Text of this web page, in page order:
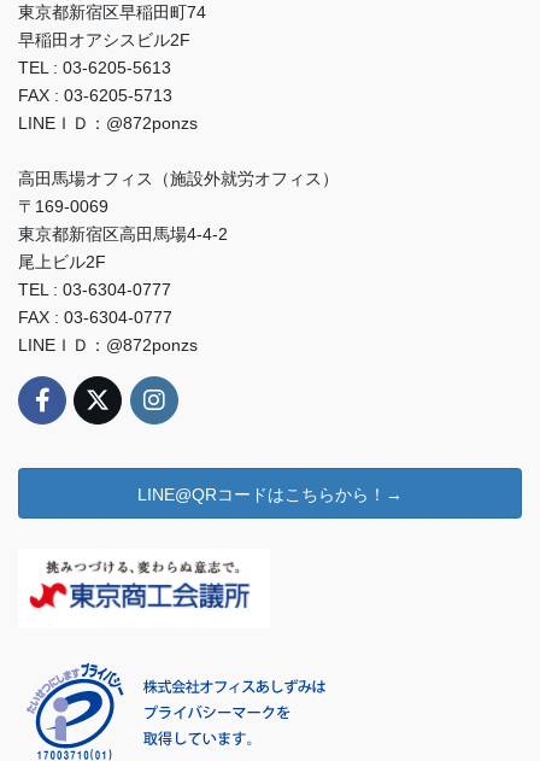
東京都新宿区早稲田町74
早稲田オアシスビル2F
TEL : 03-6205-5613
FAX : 03-6205-5713
LINEＩＤ：@872ponzs
高田馬場オフィス（施設外就労オフィス）
〒169-0069
東京都新宿区高田馬場4-4-2
尾上ビル2F
TEL : 03-6304-0777
FAX : 03-6304-0777
LINEＩＤ：@872ponzs
LINE@QRコードはこちらから！→